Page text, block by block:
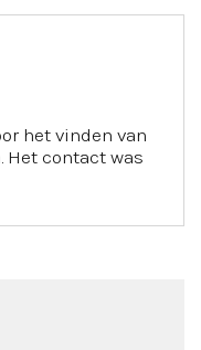
het vinden van
contact was